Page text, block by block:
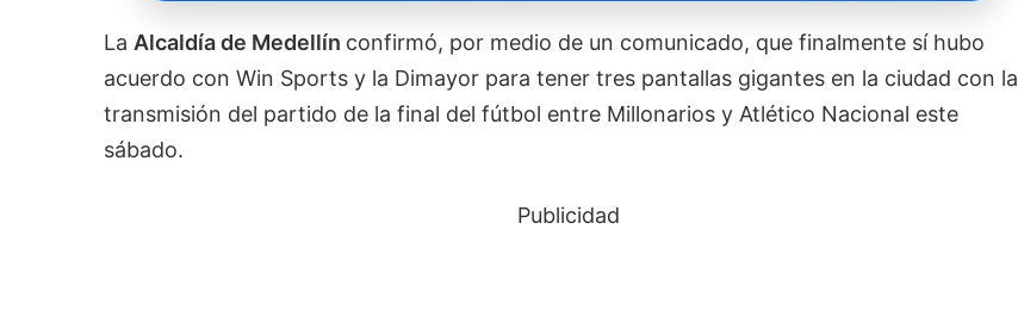
La Alcaldía de Medellín confirmó, por medio de un comunicado, que finalmente sí hubo
acuerdo con Win Sports y la Dimayor para tener tres pantallas gigantes en la ciudad con la
transmisión del partido de la final del fútbol entre Millonarios y Atlético Nacional este
sábado.
Publicidad